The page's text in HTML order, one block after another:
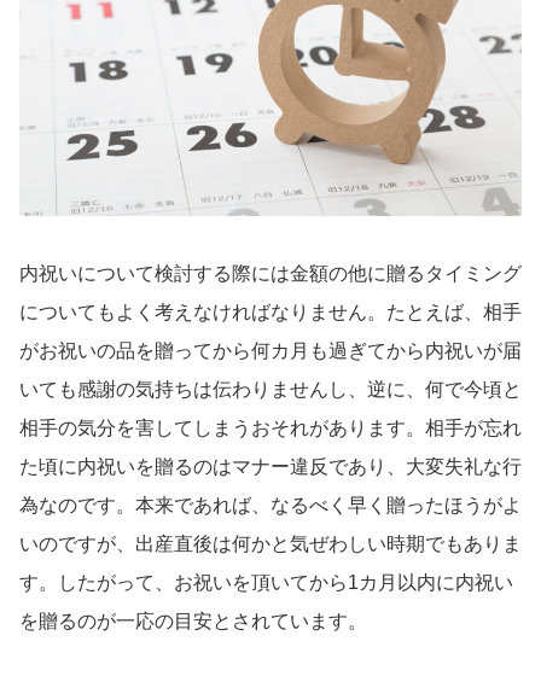
内祝いについて検討する際には金額の他に贈るタイミング
についてもよく考えなければなりません。たとえば、相手
がお祝いの品を贈ってから何カ月も過ぎてから内祝いが届
いても感謝の気持ちは伝わりませんし、逆に、何で今頃と
相手の気分を害してしまうおそれがあります。相手が忘れ
た頃に内祝いを贈るのはマナー違反であり、大変失礼な行
為なのです。本来であれば、なるべく早く贈ったほうがよ
いのですが、出産直後は何かと気ぜわしい時期でもありま
す。したがって、お祝いを頂いてから1カ月以内に内祝い
を贈るのが一応の目安とされています。